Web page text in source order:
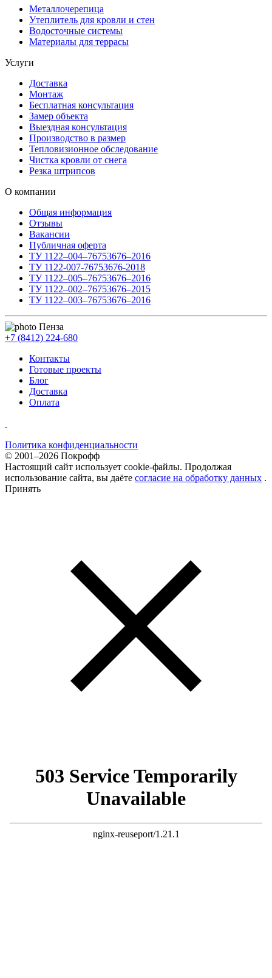
Металлочерепица
Утеплитель для кровли и стен
Водосточные системы
Материалы для террасы
Услуги
Доставка
Монтаж
Бесплатная консультация
Замер объекта
Выездная консультация
Производство в размер
Тепловизионное обследование
Чистка кровли от снега
Резка штрипсов
О компании
Общая информация
Отзывы
Вакансии
Публичная оферта
ТУ 1122–004–76753676–2016
ТУ 1122-007-76753676-2018
ТУ 1122–005–76753676–2016
ТУ 1122–002–76753676–2015
ТУ 1122–003–76753676–2016
Пенза
+7 (8412) 224-680
Контакты
Готовые проекты
Блог
Доставка
Оплата
Политика конфиденциальности
© 2001–2026 Покрофф
Настоящий сайт использует cookie-файлы. Продолжая
использование сайта, вы даёте согласие на обработку данных .
Принять